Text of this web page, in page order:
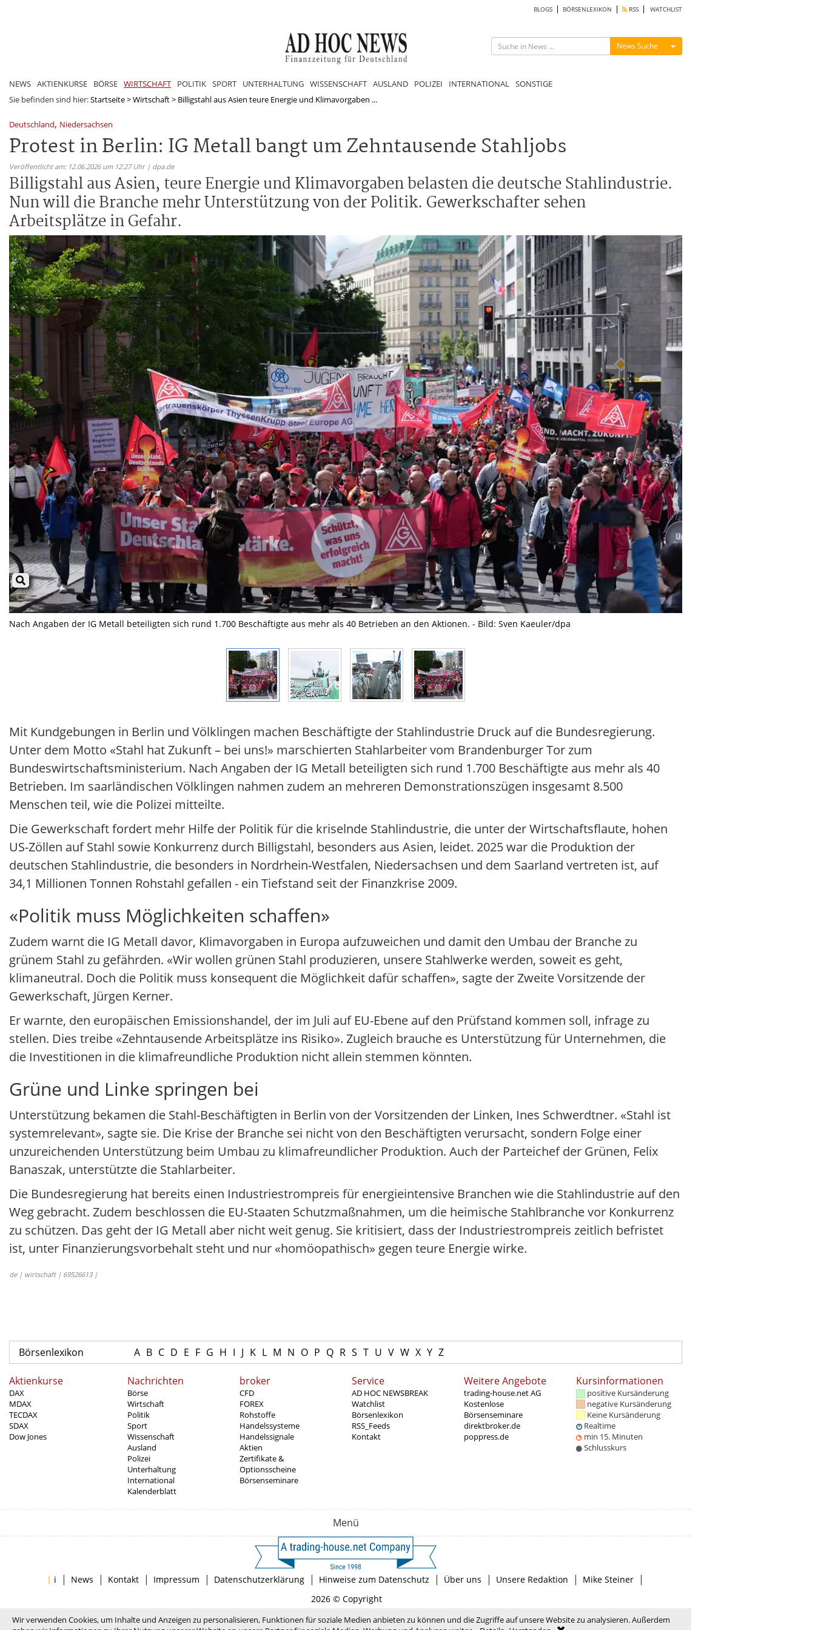
BLOGS BÖRSENLEXIKON RSS WATCHLIST
News Suche Menü ein-/ausblenden
NEWS AKTIENKURSE BÖRSE WIRTSCHAFT POLITIK SPORT UNTERHALTUNG WISSENSCHAFT AUSLAND POLIZEI INTERNATIONAL SONSTIGE
Sie befinden sind hier:Startseite>Wirtschaft> Billigstahl aus Asien teure Energie und Klimavorgaben ...
Deutschland, Niedersachsen
Protest in Berlin: IG Metall bangt um Zehntausende Stahljobs
Veröffentlicht am: 12.06.2026 um 12:27 Uhr | dpa.de
Billigstahl aus Asien, teure Energie und Klimavorgaben belasten die deutsche Stahlindustrie.
Nun will die Branche mehr Unterstützung von der Politik. Gewerkschafter sehen
Arbeitsplätze in Gefahr.
Nach Angaben der IG Metall beteiligten sich rund 1.700 Beschäftigte aus mehr als 40 Betrieben an den Aktionen. - Bild: Sven Kaeuler/dpa
Mit Kundgebungen in Berlin und Völklingen machen Beschäftigte der Stahlindustrie Druck auf die Bundesregierung.
Unter dem Motto «Stahl hat Zukunft – bei uns!» marschierten Stahlarbeiter vom Brandenburger Tor zum
Bundeswirtschaftsministerium. Nach Angaben der IG Metall beteiligten sich rund 1.700 Beschäftigte aus mehr als 40
Betrieben. Im saarländischen Völklingen nahmen zudem an mehreren Demonstrationszügen insgesamt 8.500
Menschen teil, wie die Polizei mitteilte.
Die Gewerkschaft fordert mehr Hilfe der Politik für die kriselnde Stahlindustrie, die unter der Wirtschaftsflaute, hohen
US-Zöllen auf Stahl sowie Konkurrenz durch Billigstahl, besonders aus Asien, leidet. 2025 war die Produktion der
deutschen Stahlindustrie, die besonders in Nordrhein-Westfalen, Niedersachsen und dem Saarland vertreten ist, auf
34,1 Millionen Tonnen Rohstahl gefallen - ein Tiefstand seit der Finanzkrise 2009.
«Politik muss Möglichkeiten schaffen»
Zudem warnt die IG Metall davor, Klimavorgaben in Europa aufzuweichen und damit den Umbau der Branche zu
grünem Stahl zu gefährden. «Wir wollen grünen Stahl produzieren, unsere Stahlwerke werden, soweit es geht,
klimaneutral. Doch die Politik muss konsequent die Möglichkeit dafür schaffen», sagte der Zweite Vorsitzende der
Gewerkschaft, Jürgen Kerner.
Er warnte, den europäischen Emissionshandel, der im Juli auf EU-Ebene auf den Prüfstand kommen soll, infrage zu
stellen. Dies treibe «Zehntausende Arbeitsplätze ins Risiko». Zugleich brauche es Unterstützung für Unternehmen, die
die Investitionen in die klimafreundliche Produktion nicht allein stemmen könnten.
Grüne und Linke springen bei
Unterstützung bekamen die Stahl-Beschäftigten in Berlin von der Vorsitzenden der Linken, Ines Schwerdtner. «Stahl ist
systemrelevant», sagte sie. Die Krise der Branche sei nicht von den Beschäftigten verursacht, sondern Folge einer
unzureichenden Unterstützung beim Umbau zu klimafreundlicher Produktion. Auch der Parteichef der Grünen, Felix
Banaszak, unterstützte die Stahlarbeiter.
Die Bundesregierung hat bereits einen Industriestrompreis für energieintensive Branchen wie die Stahlindustrie auf den
Weg gebracht. Zudem beschlossen die EU-Staaten Schutzmaßnahmen, um die heimische Stahlbranche vor Konkurrenz
zu schützen. Das geht der IG Metall aber nicht weit genug. Sie kritisiert, dass der Industriestrompreis zeitlich befristet
ist, unter Finanzierungsvorbehalt steht und nur «homöopathisch» gegen teure Energie wirke.
de | wirtschaft | 69526613 |
Börsenlexikon A B C D E F G H I J K L M N O P Q R S T U V W X Y Z
Aktienkurse
DAX
MDAX
TECDAX
SDAX
Dow Jones
Nachrichten
Börse
Wirtschaft
Politik
Sport
Wissenschaft
Ausland
Polizei
Unterhaltung
International
Kalenderblatt
broker
CFD
FOREX
Rohstoffe
Handelssysteme
Handelssignale
Aktien
Zertifikate &
Optionsscheine
Börsenseminare
Service
AD HOC NEWSBREAK
Watchlist
Börsenlexikon
RSS_Feeds
Kontakt
Weitere Angebote
trading-house.net AG
Kostenlose
Börsenseminare
direktbroker.de
poppress.de
Kursinformationen
positive Kursänderung
negative Kursänderung
Keine Kursänderung
Realtime
min 15. Minuten
Schlusskurs
Menü
| i | News | Kontakt | Impressum | Datenschutzerklärung | Hinweise zum Datenschutz | Über uns | Unsere Redaktion | Mike Steiner |
2026 © Copyright
Wir verwenden Cookies, um Inhalte und Anzeigen zu personalisieren, Funktionen für soziale Medien anbieten zu können und die Zugriffe auf unsere Website zu analysieren. Außerdem